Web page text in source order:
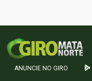
ANUNCIE NO GIRO